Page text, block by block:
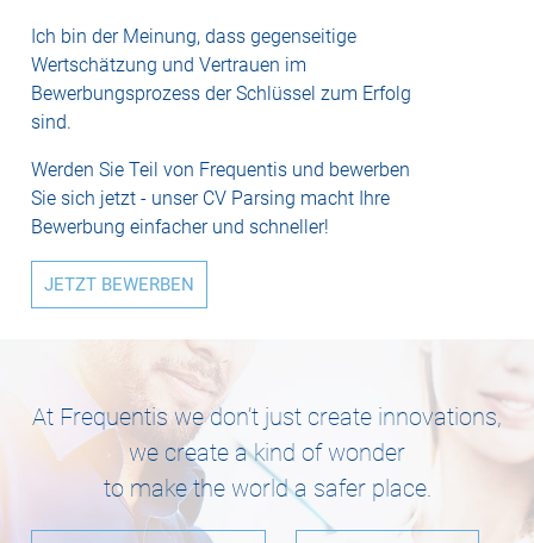
Ich bin der Meinung, dass gegenseitige
Wertschätzung und Vertrauen im
Bewerbungsprozess der Schlüssel zum Erfolg
sind.
Werden Sie Teil von Frequentis und bewerben
Sie sich jetzt - unser CV Parsing macht Ihre
Bewerbung einfacher und schneller!
JETZT BEWERBEN
At Frequentis we don’t just create innovations,
we create a kind of wonder
to make the world a safer place.